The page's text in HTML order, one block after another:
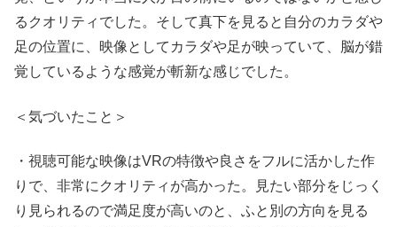
るクオリティでした。そして真下を見ると自分のカラダや
足の位置に、映像としてカラダや足が映っていて、脳が錯
覚しているような感覚が斬新な感じでした。
＜気づいたこと＞
・視聴可能な映像はVRの特徴や良さをフルに活かした作
りで、非常にクオリティが高かった。見たい部分をじっく
り見られるので満足度が高いのと、ふと別の方向を見る